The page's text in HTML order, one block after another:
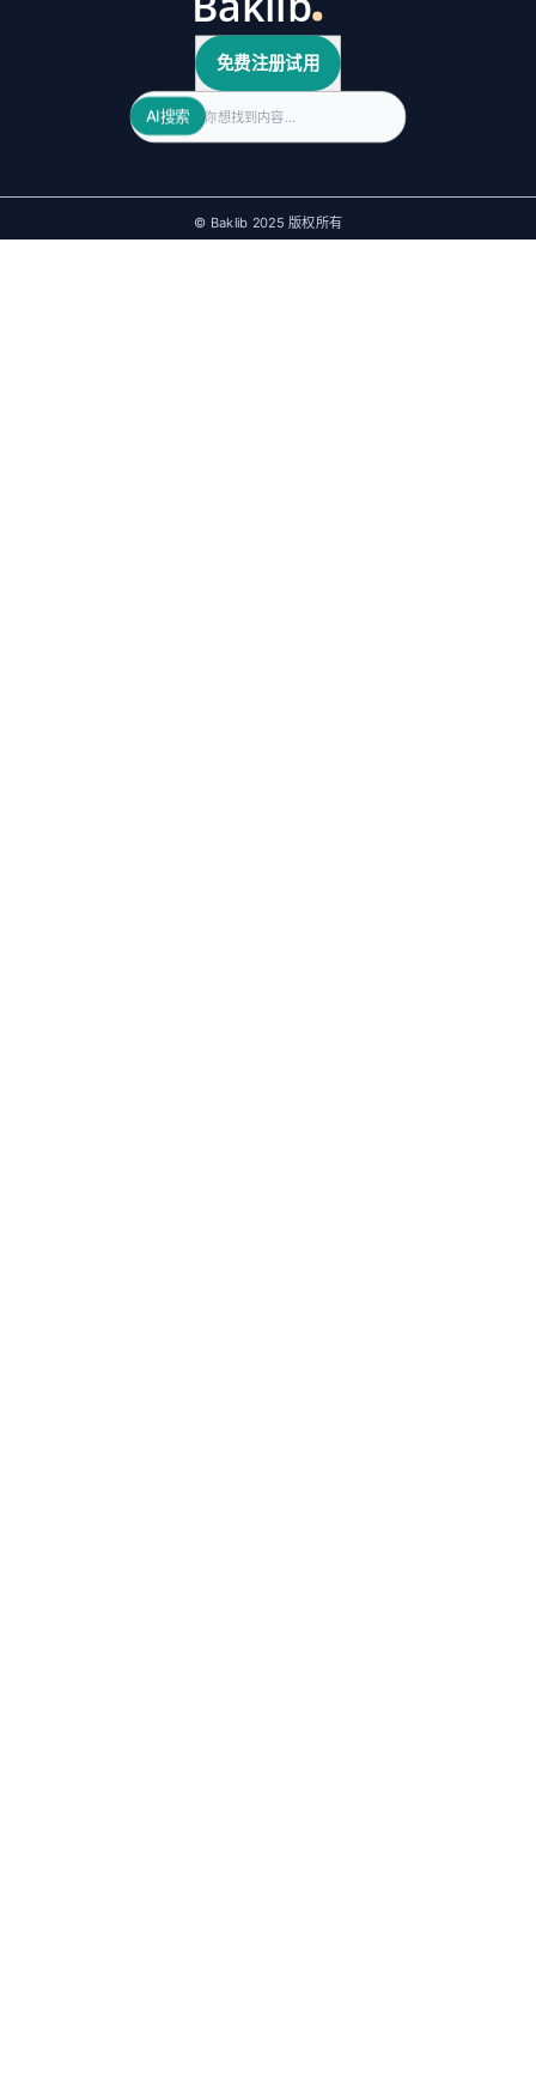
免费注册试用
Search
AI搜索
© Baklib 2025 版权所有